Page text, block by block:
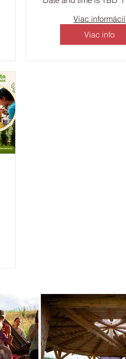
Viac informácií
Viac info